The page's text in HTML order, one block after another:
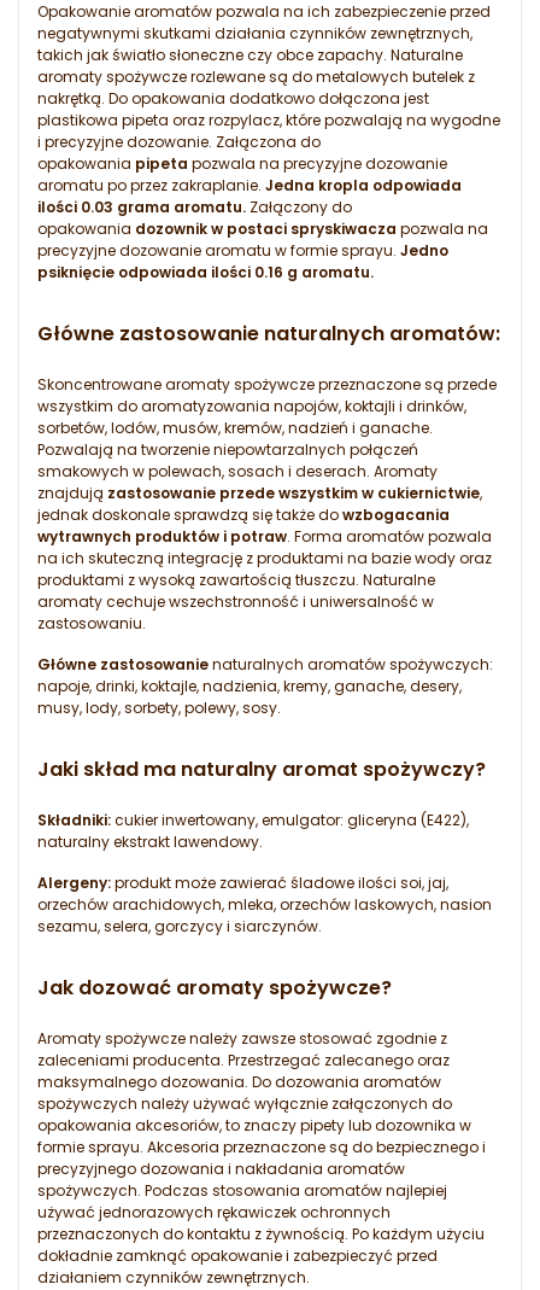
Opakowanie aromatów pozwala na ich zabezpieczenie przed
negatywnymi skutkami działania czynników zewnętrznych,
takich jak światło słoneczne czy obce zapachy. Naturalne
aromaty spożywcze rozlewane są do metalowych butelek z
nakrętką. Do opakowania dodatkowo dołączona jest
plastikowa pipeta oraz rozpylacz, które pozwalają na wygodne
i precyzyjne dozowanie. Załączona do
opakowania pipeta pozwala na precyzyjne dozowanie
aromatu po przez zakraplanie. Jedna kropla odpowiada
ilości 0.03 grama aromatu. Załączony do
opakowania dozownik w postaci spryskiwacza pozwala na
precyzyjne dozowanie aromatu w formie sprayu. Jedno
psiknięcie odpowiada ilości 0.16 g aromatu.
Główne zastosowanie naturalnych aromatów:
Skoncentrowane aromaty spożywcze przeznaczone są przede
wszystkim do aromatyzowania napojów, koktajli i drinków,
sorbetów, lodów, musów, kremów, nadzień i ganache.
Pozwalają na tworzenie niepowtarzalnych połączeń
smakowych w polewach, sosach i deserach. Aromaty
znajdują zastosowanie przede wszystkim w cukiernictwie,
jednak doskonale sprawdzą się także dowzbogacania
wytrawnych produktów i potraw. Forma aromatów pozwala
na ich skuteczną integrację z produktami na bazie wody oraz
produktami z wysoką zawartością tłuszczu. Naturalne
aromaty cechuje wszechstronność i uniwersalność w
zastosowaniu.
Główne zastosowanienaturalnych aromatów spożywczych:
napoje, drinki, koktajle, nadzienia, kremy, ganache, desery,
musy, lody, sorbety, polewy, sosy.
Jaki skład ma naturalny aromat spożywczy?
Składniki:cukier inwertowany, emulgator: gliceryna (E422),
naturalny ekstrakt lawendowy.
Alergeny:produkt może zawierać śladowe ilości soi, jaj,
orzechów arachidowych, mleka, orzechów laskowych, nasion
sezamu, selera, gorczycy i siarczynów.
Jak dozować aromaty spożywcze?
Aromaty spożywcze należy zawsze stosować zgodnie z
zaleceniami producenta. Przestrzegać zalecanego oraz
maksymalnego dozowania. Do dozowania aromatów
spożywczych należy używać wyłącznie załączonych do
opakowania akcesoriów, to znaczy pipety lub dozownika w
formie sprayu. Akcesoria przeznaczone są do bezpiecznego i
precyzyjnego dozowania i nakładania aromatów
spożywczych. Podczas stosowania aromatów najlepiej
używać jednorazowych rękawiczek ochronnych
przeznaczonych do kontaktu z żywnością. Po każdym użyciu
dokładnie zamknąć opakowanie i zabezpieczyć przed
działaniem czynników zewnętrznych.